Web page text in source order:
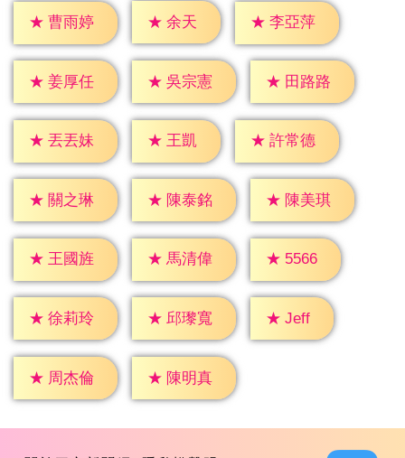
★ 曹雨婷 ★ 余天 ★ 李亞萍
★ 姜厚任 ★ 吳宗憲 ★ 田路路
★ 丟丟妹 ★ 王凱 ★ 許常德
★ 關之琳 ★ 陳泰銘 ★ 陳美琪
★ 王國旌 ★ 馬清偉 ★ 5566
★ 徐莉玲 ★ 邱瓈寬 ★ Jeff
★ 周杰倫 ★ 陳明真